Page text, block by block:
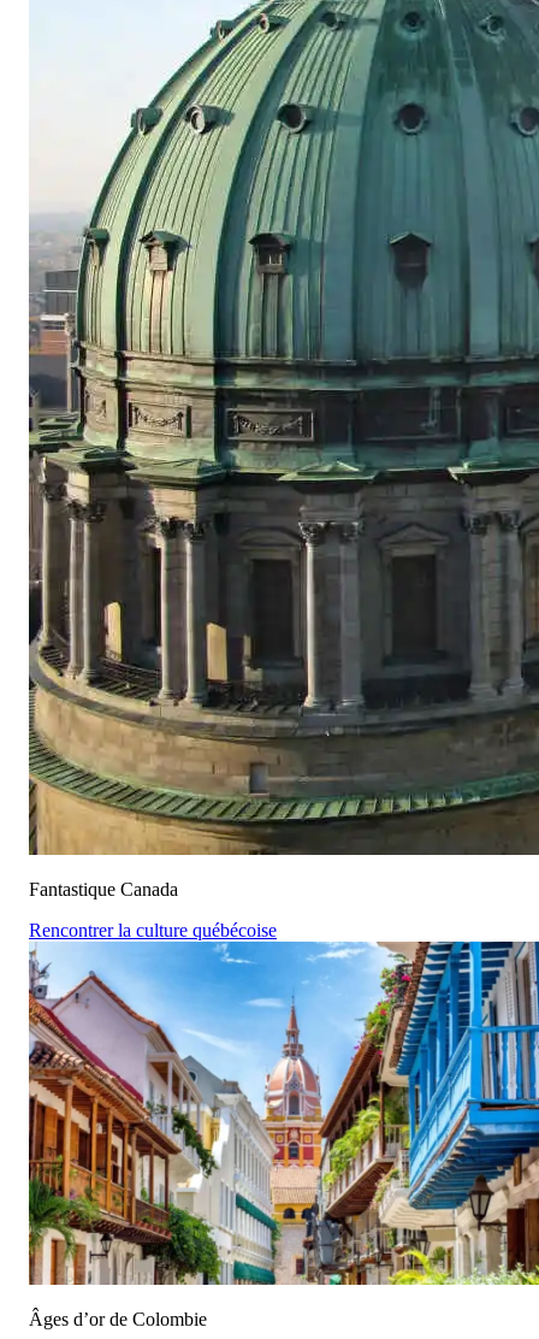
Fantastique Canada
Rencontrer la culture québécoise
Âges d’or de Colombie